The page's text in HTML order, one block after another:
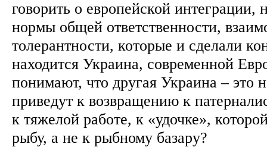
говорить о европейской интеграции,
нормы общей ответственности,
толерантности, которые и сделали
находится Украина, современной
понимают, что другая Украина – это
приведут к возвращению к
к тяжелой работе, к «удочке»,
рыбу, а не к рыбному базару?